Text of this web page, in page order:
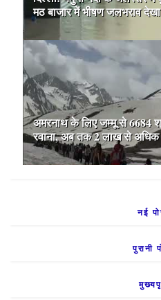
मठ बाजार में भीषण जलभराव देखा
अमरनाथ के लिए जम्मू से 6684
रवाना, अब तक 2 लाख से अधिक
नई
पुरानी